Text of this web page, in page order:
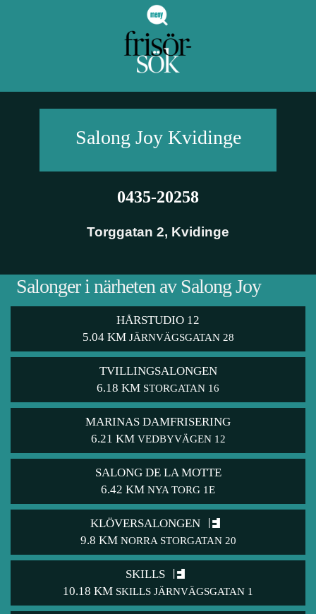
Salong JoyKvidinge
0435-20258
Torggatan 2, Kvidinge
Salonger i närheten av Salong Joy
HÅRSTUDIO 12
5.04 KM JÄRNVÄGSGATAN 28
TVILLINGSALONGEN
6.18 KM STORGATAN 16
MARINAS DAMFRISERING
6.21 KM VEDBYVÄGEN 12
SALONG DE LA MOTTE
6.42 KM NYA TORG 1E
KLÖVERSALONGEN
9.8 KM NORRA STORGATAN 20
SKILLS
10.18 KM SKILLS JÄRNVÄGSGATAN 1